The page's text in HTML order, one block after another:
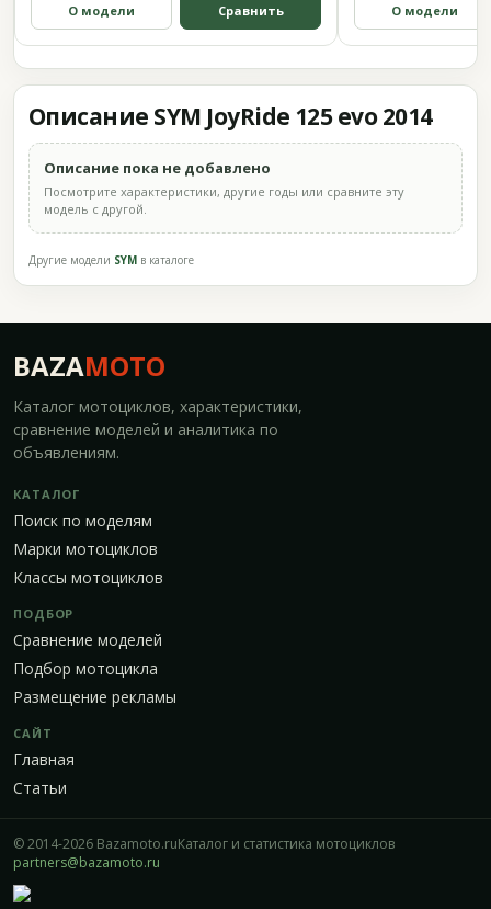
О модели Сравнить О модели
Описание SYM JoyRide 125 evo 2014
Описание пока не добавлено
Посмотрите характеристики, другие годы или сравните эту
модель с другой.
Другие модели SYM в каталоге
BAZAMOTO
Каталог мотоциклов, характеристики,
сравнение моделей и аналитика по
объявлениям.
КАТАЛОГ
Поиск по моделям
Марки мотоциклов
Классы мотоциклов
ПОДБОР
Сравнение моделей
Подбор мотоцикла
Размещение рекламы
САЙТ
Главная
Статьи
© 2014-2026 Bazamoto.ruКаталог и статистика мотоциклов
partners@bazamoto.ru